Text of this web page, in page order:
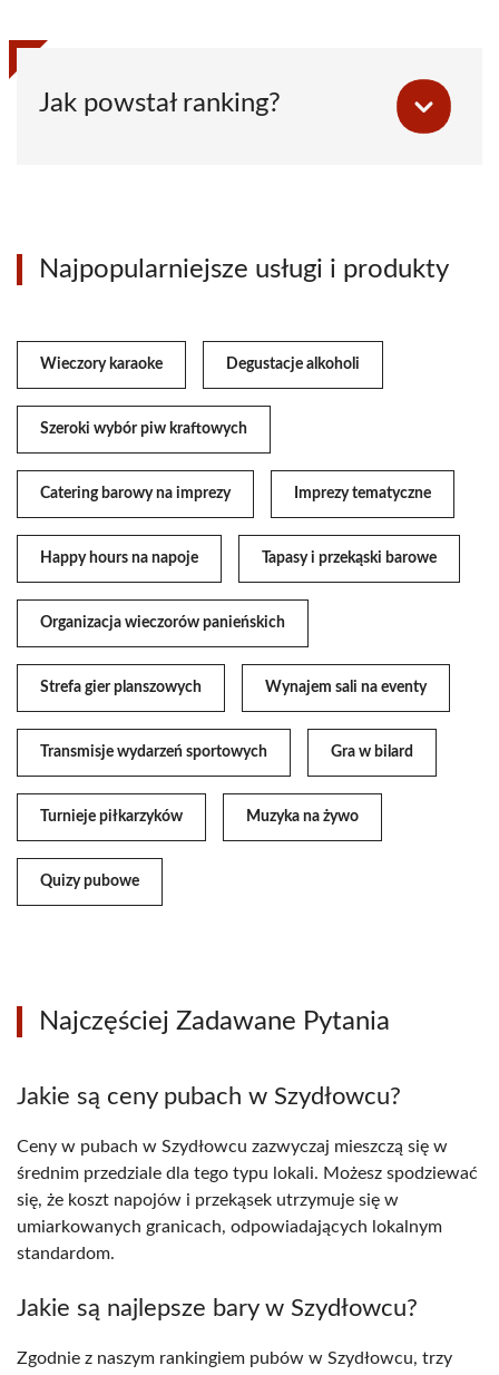
Jak powstał ranking?
Najpopularniejsze usługi i produkty
Wieczory karaoke Degustacje alkoholi
Szeroki wybór piw kraftowych
Catering barowy na imprezy Imprezy tematyczne
Happy hours na napoje Tapasy i przekąski barowe
Organizacja wieczorów panieńskich
Strefa gier planszowych Wynajem sali na eventy
Transmisje wydarzeń sportowych Gra w bilard
Turnieje piłkarzyków Muzyka na żywo
Quizy pubowe
Najczęściej Zadawane Pytania
Jakie są ceny pubach w Szydłowcu?
Ceny w pubach w Szydłowcu zazwyczaj mieszczą się w
średnim przedziale dla tego typu lokali. Możesz spodziewać
się, że koszt napojów i przekąsek utrzymuje się w
umiarkowanych granicach, odpowiadających lokalnym
standardom.
Jakie są najlepsze bary w Szydłowcu?
Zgodnie z naszym rankingiem pubów w Szydłowcu, trzy